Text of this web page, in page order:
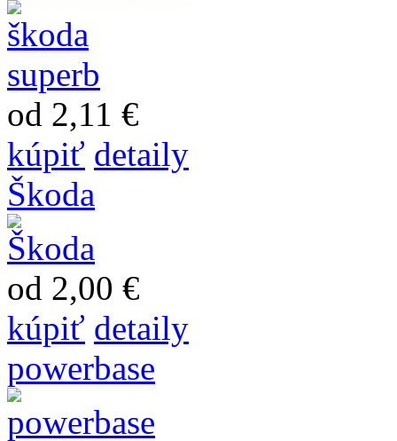
od 2,11 €
kúpiť detaily
Škoda
od 2,00 €
kúpiť detaily
powerbase